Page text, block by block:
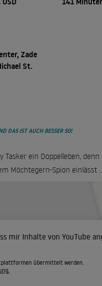
Zade
St.
DAS IST AUCH BESSER SO!
ein Doppelleben,
Möchtegern-Spion einlässt
mir Inhalte von YouTube
übermittelt werden.